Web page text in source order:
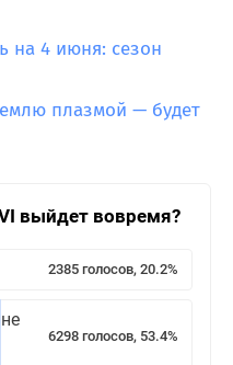
на 4 июня: сезон
плазмой — будет
выйдет вовремя?
2385 голосов, 20.2%
6298 голосов, 53.4%